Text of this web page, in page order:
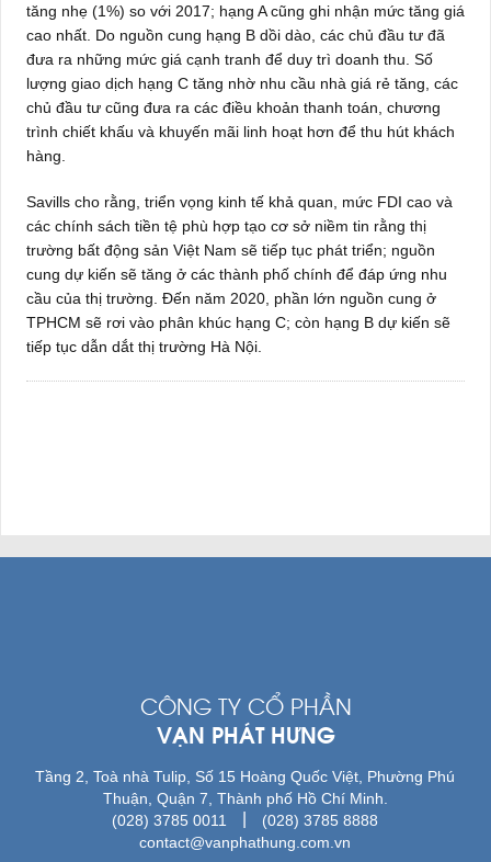
tăng nhẹ (1%) so với 2017; hạng A cũng ghi nhận mức tăng giá
cao nhất. Do nguồn cung hạng B dồi dào, các chủ đầu tư đã
đưa ra những mức giá cạnh tranh để duy trì doanh thu. Số
lượng giao dịch hạng C tăng nhờ nhu cầu nhà giá rẻ tăng, các
chủ đầu tư cũng đưa ra các điều khoản thanh toán, chương
trình chiết khấu và khuyến mãi linh hoạt hơn để thu hút khách
hàng.
Savills cho rằng, triển vọng kinh tế khả quan, mức FDI cao và
các chính sách tiền tệ phù hợp tạo cơ sở niềm tin rằng thị
trường bất động sản Việt Nam sẽ tiếp tục phát triển; nguồn
cung dự kiến sẽ tăng ở các thành phố chính để đáp ứng nhu
cầu của thị trường. Đến năm 2020, phần lớn nguồn cung ở
TPHCM sẽ rơi vào phân khúc hạng C; còn hạng B dự kiến sẽ
tiếp tục dẫn dắt thị trường Hà Nội.
CÔNG TY CỔ PHẦN
VẠN PHÁT HƯNG
Tầng 2, Toà nhà Tulip, Số 15 Hoàng Quốc Việt, Phường Phú
Thuận, Quận 7, Thành phố Hồ Chí Minh.
(028) 3785 0011
(028) 3785 8888
contact@vanphathung.com.vn